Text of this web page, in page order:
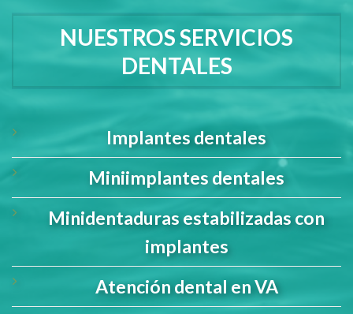
NUESTROS SERVICIOS
DENTALES
Implantes dentales
Miniimplantes dentales
Minidentaduras estabilizadas con
implantes
Atención dental en VA